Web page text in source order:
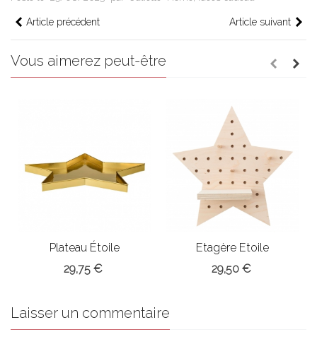
Article précédent Article suivant
Vous aimerez peut-être
Plateau Étoile
29,75 €
Etagère Etoile
29,50 €
Laisser un commentaire